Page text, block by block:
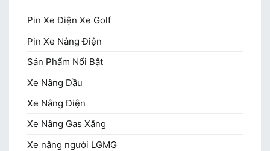
Pin Xe Điện Xe Golf
Pin Xe Nâng Điện
Sản Phẩm Nổi Bật
Xe Nâng Dầu
Xe Nâng Điện
Xe Nâng Gas Xăng
Xe nâng người LGMG